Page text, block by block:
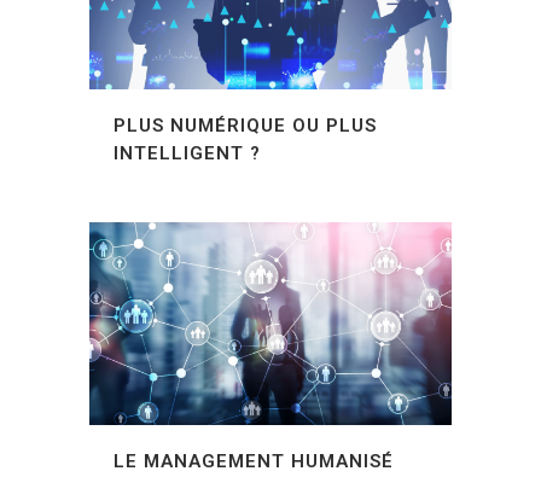
PLUS NUMÉRIQUE OU PLUS
INTELLIGENT ?
LE MANAGEMENT HUMANISÉ